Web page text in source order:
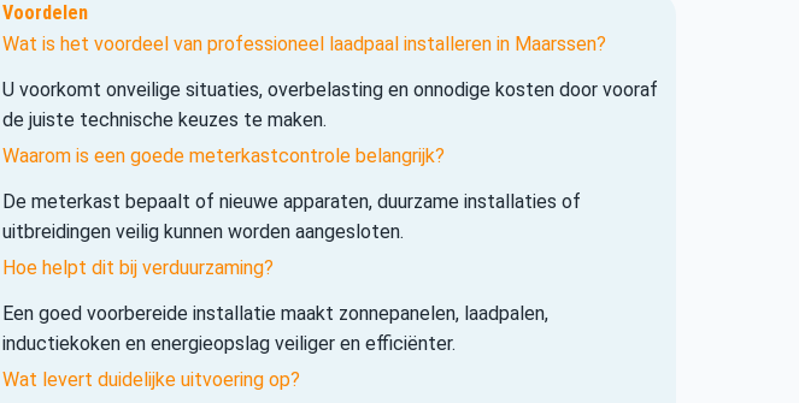
Voordelen
Wat is het voordeel van professioneel laadpaal installeren in Maarssen?
U voorkomt onveilige situaties, overbelasting en onnodige kosten door vooraf
de juiste technische keuzes te maken.
Waarom is een goede meterkastcontrole belangrijk?
De meterkast bepaalt of nieuwe apparaten, duurzame installaties of
uitbreidingen veilig kunnen worden aangesloten.
Hoe helpt dit bij verduurzaming?
Een goed voorbereide installatie maakt zonnepanelen, laadpalen,
inductiekoken en energieopslag veiliger en efficiënter.
Wat levert duidelijke uitvoering op?